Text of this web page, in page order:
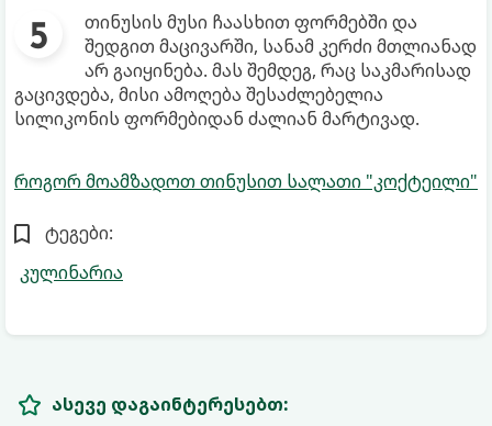
თინუსის მუსი ჩაასხით ფორმებში და
შედგით მაცივარში, სანამ კერძი მთლიანად
არ გაიყინება. მას შემდეგ, რაც საკმარისად
გაცივდება, მისი ამოღება შესაძლებელია
სილიკონის ფორმებიდან ძალიან მარტივად.
როგორ მოამზადოთ თინუსით სალათი "კოქტეილი"
ტეგები:
კულინარია
ასევე დაგაინტერესებთ: